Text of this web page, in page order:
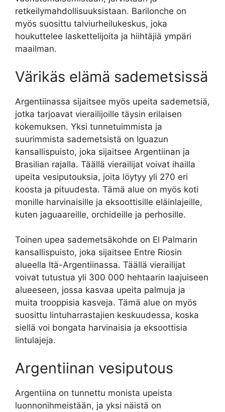
retkeilymahdollisuuksistaan. Barilonche on
myös suosittu talviurheilukeskus, joka
houkuttelee laskettelijoita ja hiihtäjiä ympäri
maailman.
Värikäs elämä sademetsissä
Argentiinassa sijaitsee myös upeita sademetsiä,
jotka tarjoavat vierailijoille täysin erilaisen
kokemuksen. Yksi tunnetuimmista ja
suurimmista sademetsistä on Iguazun
kansallispuisto, joka sijaitsee Argentiinan ja
Brasilian rajalla. Täällä vierailijat voivat ihailla
upeita vesiputouksia, joita löytyy yli 270 eri
koosta ja pituudesta. Tämä alue on myös koti
monille harvinaisille ja eksoottisille eläinlajeille,
kuten jaguaareille, orchideille ja perhosille.
Toinen upea sademetsäkohde on El Palmarin
kansallispuisto, joka sijaitsee Entre Riosin
alueella Itä-Argentiinassa. Täällä vierailijat
voivat tutustua yli 300 000 hehtaarin laajuiseen
alueeseen, jossa kasvaa upeita palmuja ja
muita trooppisia kasveja. Tämä alue on myös
suosittu lintuharrastajien keskuudessa, koska
siellä voi bongata harvinaisia ja eksoottisia
lintulajeja.
Argentiinan vesiputous
Argentiina on tunnettu monista upeista
luonnonihmeistään, ja yksi näistä on